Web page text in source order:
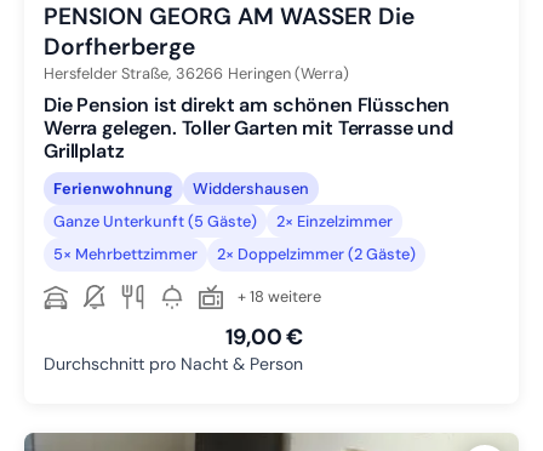
PENSION GEORG AM WASSER Die
Dorfherberge
Hersfelder Straße, 36266 Heringen (Werra)
Die Pension ist direkt am schönen Flüsschen
Werra gelegen. Toller Garten mit Terrasse und
Grillplatz
Ferienwohnung
Widdershausen
Ganze Unterkunft (5 Gäste)
2× Einzelzimmer
5× Mehrbettzimmer
2× Doppelzimmer (2 Gäste)
+ 18 weitere
19,00 €
Durchschnitt pro Nacht & Person